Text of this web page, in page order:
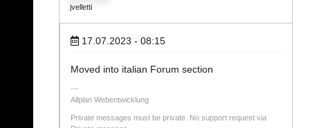
jvelletti
17.07.2023 - 08:15
Moved into italian Forum section
Allplan Webentwicklung
Private messages must be private. No support request via